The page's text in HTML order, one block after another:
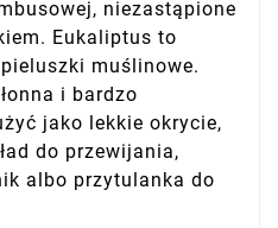
niezastąpione
Eukaliptus to
muślinowe.
i bardzo
jako lekkie okrycie,
do przewijania,
albo przytulanka do